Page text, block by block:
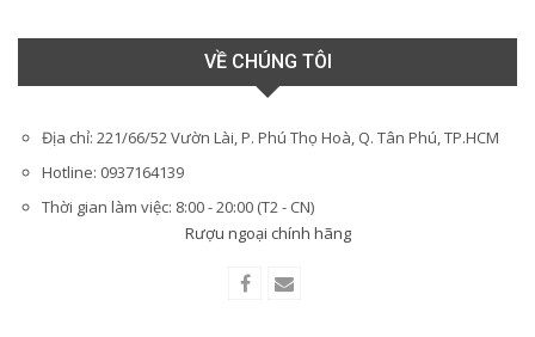
VỀ CHÚNG TÔI
Địa chỉ: 221/66/52 Vườn Lài, P. Phú Thọ Hoà, Q. Tân Phú, TP.HCM
Hotline: 0937164139
Thời gian làm việc: 8:00 - 20:00 (T2 - CN)
Rượu ngoại chính hãng